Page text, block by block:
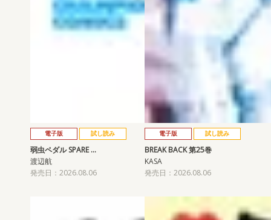
電子版 試し読み
弱虫ペダル SPARE …
渡辺航
発売日：2026.08.06
電子版 試し読み
BREAK BACK 第25巻
KASA
発売日：2026.08.06